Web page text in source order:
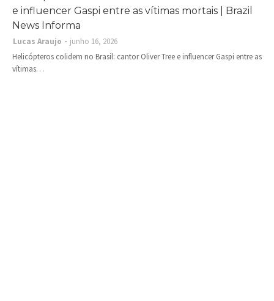
e influencer Gaspi entre as vítimas mortais | Brazil
News Informa
Lucas Araujo
junho 16, 2026
Helicópteros colidem no Brasil: cantor Oliver Tree e influencer Gaspi entre as
vítimas…